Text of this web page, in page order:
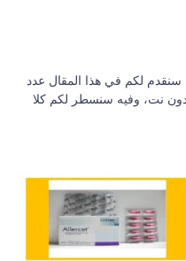
سنقدم لكم في هذا المقال عدد
نت، وفيه سنسطر لكم كلا